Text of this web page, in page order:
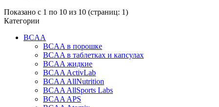
Показано с 1 по 10 из 10 (страниц: 1)
Категории
BCAA
BCAA в порошке
BCAA в таблетках и капсулах
BCAA жидкие
BCAA ActivLab
BCAA AllNutrition
BCAA AllSports Labs
BCAA APS